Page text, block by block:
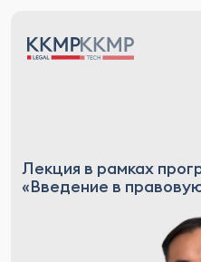
Лекция в рамках
«Введение в